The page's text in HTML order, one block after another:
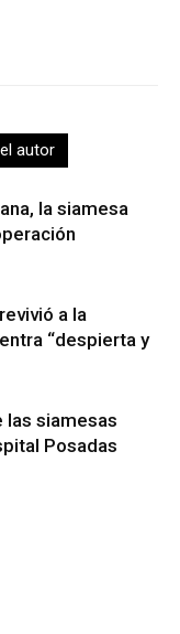
autor
la siamesa
a la
“despierta y
las siamesas
Posadas